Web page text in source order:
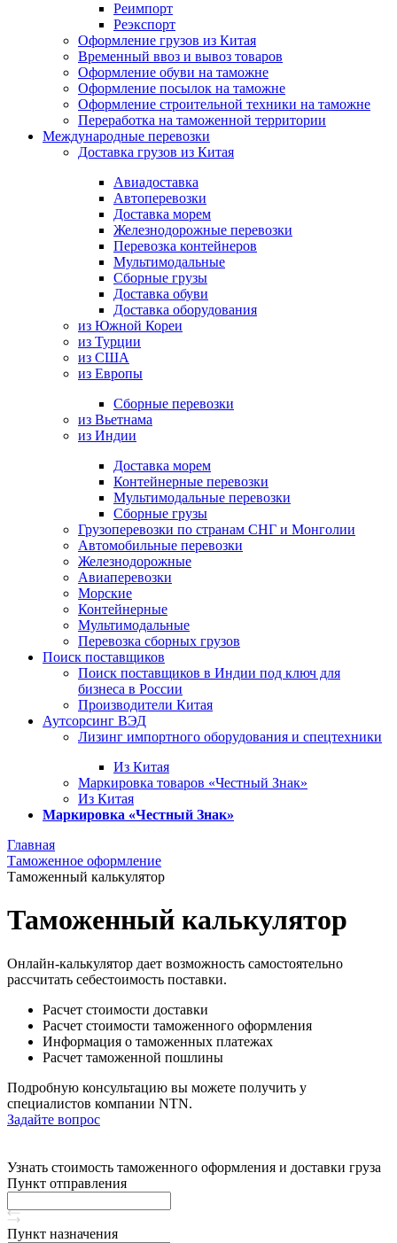
Реимпорт
Реэкспорт
Оформление грузов из Китая
Временный ввоз и вывоз товаров
Оформление обуви на таможне
Оформление посылок на таможне
Оформление строительной техники на таможне
Переработка на таможенной территории
Международные перевозки
Доставка грузов из Китая
Авиадоставка
Автоперевозки
Доставка морем
Железнодорожные перевозки
Перевозка контейнеров
Мультимодальные
Сборные грузы
Доставка обуви
Доставка оборудования
из Южной Кореи
из Турции
из США
из Европы
Сборные перевозки
из Вьетнама
из Индии
Доставка морем
Контейнерные перевозки
Мультимодальные перевозки
Сборные грузы
Грузоперевозки по странам СНГ и Монголии
Автомобильные перевозки
Железнодорожные
Авиаперевозки
Морские
Контейнерные
Мультимодальные
Перевозка сборных грузов
Поиск поставщиков
Поиск поставщиков в Индии под ключ для
бизнеса в России
Производители Китая
Аутсорсинг ВЭД
Лизинг импортного оборудования и спецтехники
Из Китая
Маркировка товаров «Честный Знак»
Из Китая
Маркировка «Честный Знак»
Главная
Таможенное оформление
Таможенный калькулятор
Таможенный калькулятор
Онлайн-калькулятор дает возможность самостоятельно
рассчитать себестоимость поставки.
Расчет стоимости доставки
Расчет стоимости таможенного оформления
Информация о таможенных платежах
Расчет таможенной пошлины
Подробную консультацию вы можете получить у
специалистов компании NTN.
Задайте вопрос
Узнать стоимость таможенного оформления и доставки груза
Пункт отправления
Пункт назначения